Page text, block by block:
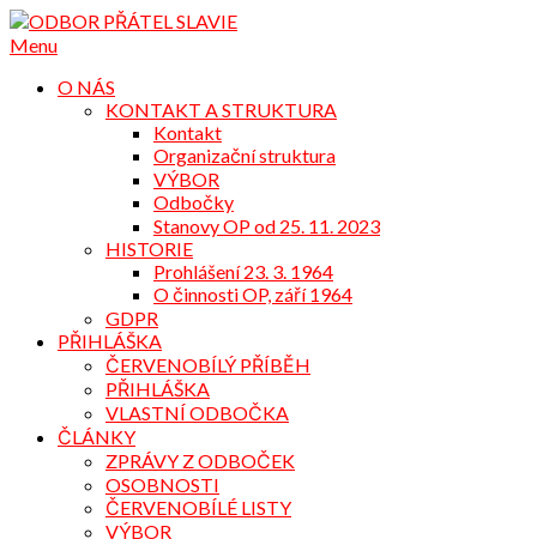
Přejdi
na
Menu
O NÁS
KONTAKT A STRUKTURA
Kontakt
Organizační struktura
VÝBOR
Odbočky
Stanovy OP od 25. 11. 2023
HISTORIE
Prohlášení 23. 3. 1964
O činnosti OP, září 1964
GDPR
PŘIHLÁŠKA
ČERVENOBÍLÝ PŘÍBĚH
PŘIHLÁŠKA
VLASTNÍ ODBOČKA
ČLÁNKY
ZPRÁVY Z ODBOČEK
OSOBNOSTI
ČERVENOBÍLÉ LISTY
VÝBOR